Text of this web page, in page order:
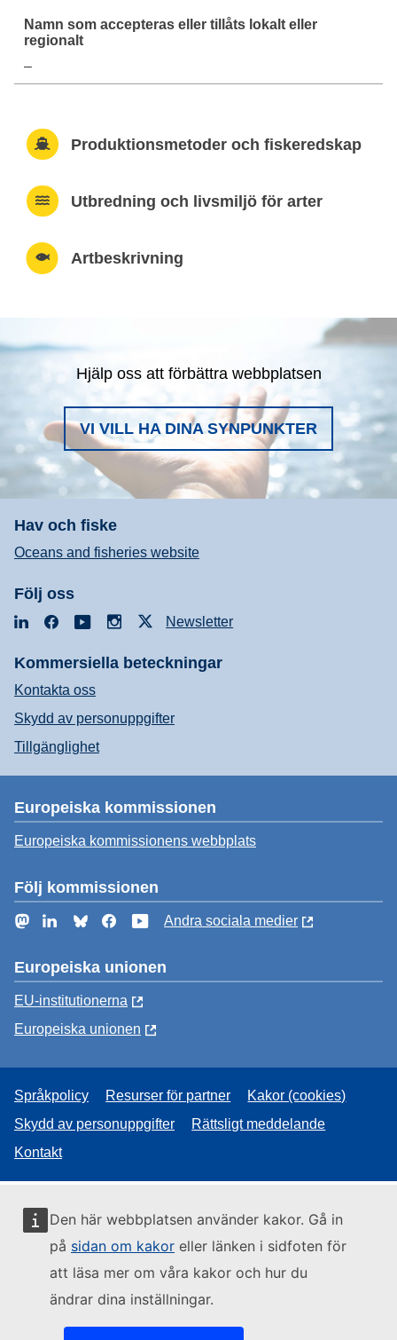
Den här webbplatsen använder kakor. Gå in
på sidan om kakor eller länken i sidfoten för
att läsa mer om våra kakor och hur du
ändrar dina inställningar.
–
Produktionsmetoder och fiskeredskap
Utbredning och livsmiljö för arter
Artbeskrivning
Hjälp oss att förbättra webbplatsen
VI VILL HA DINA SYNPUNKTER
Hav och fiske
Oceans and fisheries website
Följ oss
LinkedInFacebookYouTubeInstagramNewsletter
Kommersiella beteckningar
Kontakta oss
Skydd av personuppgifter
Tillgänglighet
Europeiska kommissionen
Europeiska kommissionens webbplats
Följ kommissionen
MastodonLinkedInBlueskyFacebookYouTube
Andra sociala medier
Europeiska unionen
EU-institutionerna
Europeiska unionen
Språkpolicy Resurser för partner
Kakor (cookies)
Skydd av personuppgifter
Rättsligt meddelande
Kontakt